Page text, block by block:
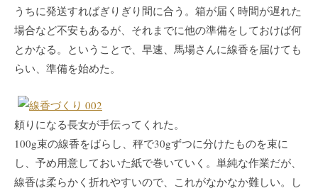
うちに発送すればぎりぎり間に合う。箱が届く時間が遅れた
場合など不安もあるが、それまでに他の準備をしておけば何
とかなる。ということで、早速、馬場さんに線香を届けても
らい、準備を始めた。
頼りになる長女が手伝ってくれた。
100g束の線香をばらし、秤で30gずつに分けたものを束に
し、予め用意しておいた紙で巻いていく。単純な作業だが、
線香は柔らかく折れやすいので、これがなかなか難しい。し